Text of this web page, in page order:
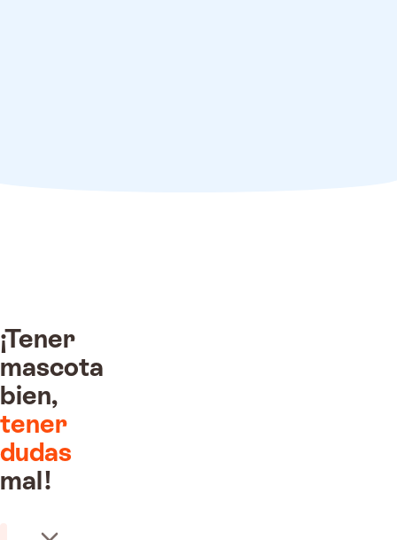
recibido!
nuestros
¡Tener
mascota
bien,
tener
dudas
mal!